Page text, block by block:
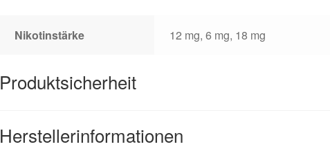
Nikotinstärke 12 mg, 6 mg, 18 mg
Produktsicherheit
Herstellerinformationen